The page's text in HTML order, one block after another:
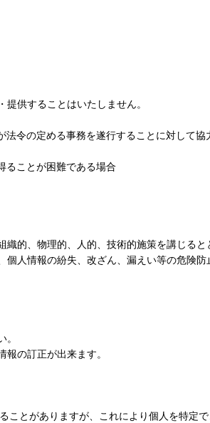
供することはいたしません。
令の定める事務を遂行することに対して協
ることが困難である場合
的、物理的、人的、技術的施策を講じると
人情報の紛失、改ざん、漏えい等の危険防
。
の訂正が出来ます。
ことがありますが、これにより個人を特定